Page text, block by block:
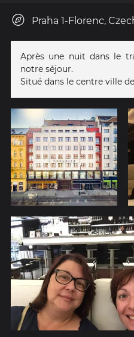
Praha 1-Florenc,
Après une nuit dans le
notre séjour.
Situé dans le centre ville